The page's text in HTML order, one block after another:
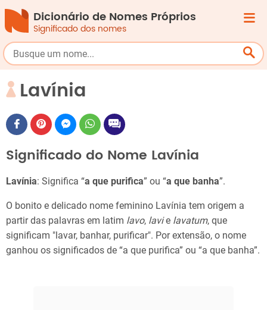
Dicionário de Nomes Próprios
Significado dos nomes
Lavínia
Significado do Nome Lavínia
Lavínia: Significa “a que purifica” ou “a que banha”.
O bonito e delicado nome feminino Lavínia tem origem a
partir das palavras em latim lavo, lavie lavatum, que
significam "lavar, banhar, purificar". Por extensão, o nome
ganhou os significados de “a que purifica” ou “a que banha”.